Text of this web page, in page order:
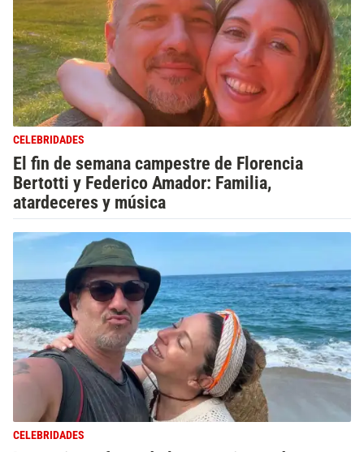
CELEBRIDADES
El fin de semana campestre de Florencia
Bertotti y Federico Amador: Familia,
atardeceres y música
CELEBRIDADES